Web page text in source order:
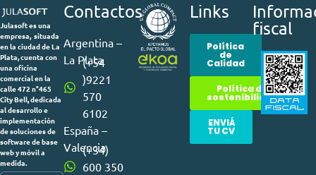
Julasoft es una
empresa, situada
en la ciudad de La
Plata, cuenta con
una oficina
comercial en la
calle 472 n°465
City Bell, dedicada
al desarrollo e
implementación
de soluciones de
software de base
web y móvil a
medida.
Contactos
Argentina –
La Plata
(+54
)9221
570
6102
España –
Valencia
(+34)
600 350
Links
Política
de
Calidad
Política de
sostenibilidad
ENVIÁ
TU CV
fiscal